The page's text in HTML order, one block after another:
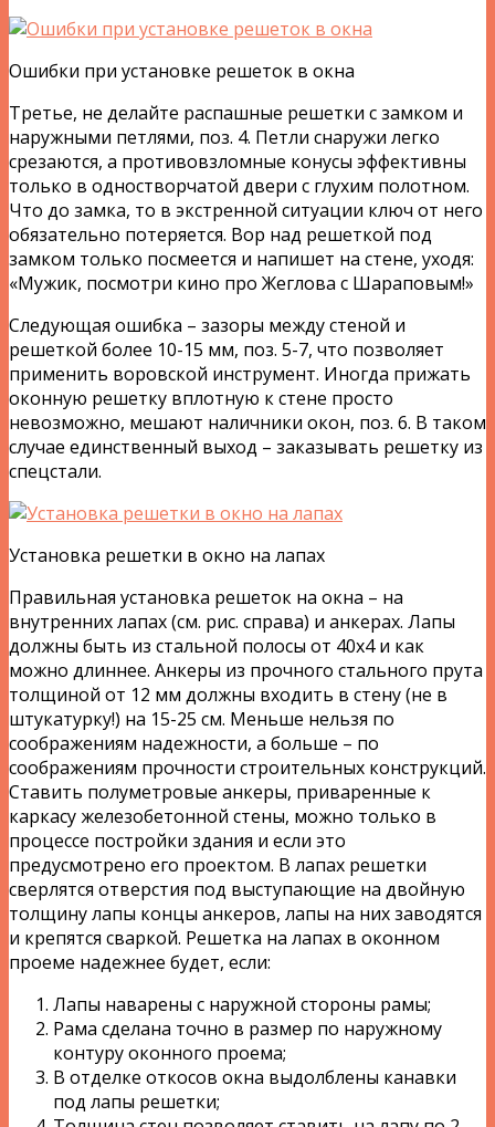
Ошибки при установке решеток в окна
Третье, не делайте распашные решетки с замком и
наружными петлями, поз. 4. Петли снаружи легко
срезаются, а противовзломные конусы эффективны
только в одностворчатой двери с глухим полотном.
Что до замка, то в экстренной ситуации ключ от него
обязательно потеряется. Вор над решеткой под
замком только посмеется и напишет на стене, уходя:
«Мужик, посмотри кино про Жеглова с Шараповым!»
Следующая ошибка – зазоры между стеной и
решеткой более 10-15 мм, поз. 5-7, что позволяет
применить воровской инструмент. Иногда прижать
оконную решетку вплотную к стене просто
невозможно, мешают наличники окон, поз. 6. В таком
случае единственный выход – заказывать решетку из
спецстали.
Установка решетки в окно на лапах
Правильная установка решеток на окна – на
внутренних лапах (см. рис. справа) и анкерах. Лапы
должны быть из стальной полосы от 40х4 и как
можно длиннее. Анкеры из прочного стального прута
толщиной от 12 мм должны входить в стену (не в
штукатурку!) на 15-25 см. Меньше нельзя по
соображениям надежности, а больше – по
соображениям прочности строительных конструкций.
Ставить полуметровые анкеры, приваренные к
каркасу железобетонной стены, можно только в
процессе постройки здания и если это
предусмотрено его проектом. В лапах решетки
сверлятся отверстия под выступающие на двойную
толщину лапы концы анкеров, лапы на них заводятся
и крепятся сваркой. Решетка на лапах в оконном
проеме надежнее будет, если:
Лапы наварены с наружной стороны рамы;
Рама сделана точно в размер по наружному
контуру оконного проема;
В отделке откосов окна выдолблены канавки
под лапы решетки;